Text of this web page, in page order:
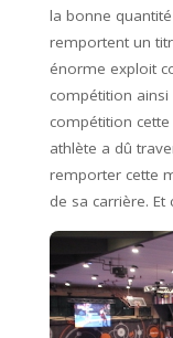
la bonne
remportent un
énorme exploit
compétition ainsi
compétition
athlète a dû
remporter cette
de sa carrière. Et